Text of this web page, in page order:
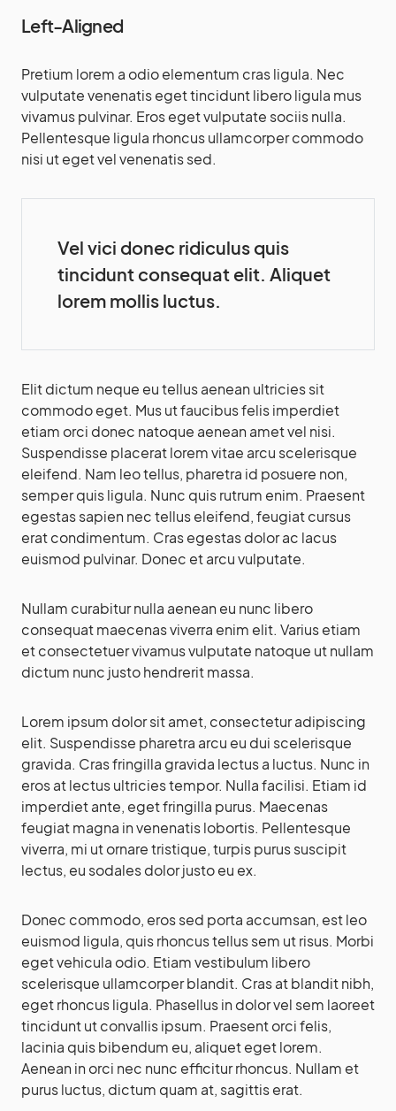
Left-Aligned
Pretium lorem a odio elementum cras ligula. Nec
vulputate venenatis eget tincidunt libero ligula mus
vivamus pulvinar. Eros eget vulputate sociis nulla.
Pellentesque ligula rhoncus ullamcorper commodo
nisi ut eget vel venenatis sed.
Vel vici donec ridiculus quis
tincidunt consequat elit. Aliquet
lorem mollis luctus.
Elit dictum neque eu tellus aenean ultricies sit
commodo eget. Mus ut faucibus felis imperdiet
etiam orci donec natoque aenean amet vel nisi.
Suspendisse placerat lorem vitae arcu scelerisque
eleifend. Nam leo tellus, pharetra id posuere non,
semper quis ligula. Nunc quis rutrum enim. Praesent
egestas sapien nec tellus eleifend, feugiat cursus
erat condimentum. Cras egestas dolor ac lacus
euismod pulvinar. Donec et arcu vulputate.
Nullam curabitur nulla aenean eu nunc libero
consequat maecenas viverra enim elit. Varius etiam
et consectetuer vivamus vulputate natoque ut nullam
dictum nunc justo hendrerit massa.
Lorem ipsum dolor sit amet, consectetur adipiscing
elit. Suspendisse pharetra arcu eu dui scelerisque
gravida. Cras fringilla gravida lectus a luctus. Nunc in
eros at lectus ultricies tempor. Nulla facilisi. Etiam id
imperdiet ante, eget fringilla purus. Maecenas
feugiat magna in venenatis lobortis. Pellentesque
viverra, mi ut ornare tristique, turpis purus suscipit
lectus, eu sodales dolor justo eu ex.
Donec commodo, eros sed porta accumsan, est leo
euismod ligula, quis rhoncus tellus sem ut risus. Morbi
eget vehicula odio. Etiam vestibulum libero
scelerisque ullamcorper blandit. Cras at blandit nibh,
eget rhoncus ligula. Phasellus in dolor vel sem laoreet
tincidunt ut convallis ipsum. Praesent orci felis,
lacinia quis bibendum eu, aliquet eget lorem.
Aenean in orci nec nunc efficitur rhoncus. Nullam et
purus luctus, dictum quam at, sagittis erat.